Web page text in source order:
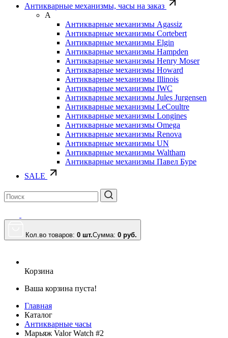
Антикварные механизмы, часы на заказ
А
Антикварные механизмы Agassiz
Антикварные механизмы Cortebert
Антикварные механизмы Elgin
Антикварные механизмы Hampden
Антикварные механизмы Henry Moser
Антикварные механизмы Howard
Антикварные механизмы Illinois
Антикварные механизмы IWC
Антикварные механизмы Jules Jurgensen
Антикварные механизмы LeCoultre
Антикварные механизмы Longines
Антикварные механизмы Omega
Антикварные механизмы Renova
Антикварные механизмы UN
Антикварные механизмы Waltham
Антикварные механизмы Павел Буре
SALE
Кол.во товаров: 0 шт.Сумма: 0 руб.
Корзина
Ваша корзина пуста!
Главная
Каталог
Антикварные часы
Марьяж Valor Watch #2